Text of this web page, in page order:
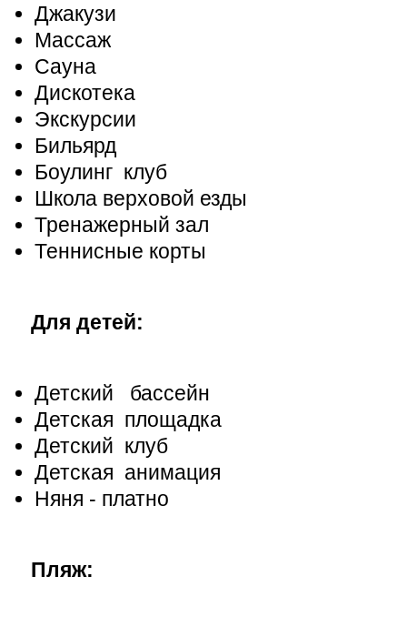
Джакузи
Массаж
Сауна
Дискотека
Экскурсии
Бильярд
Боулинг клуб
Школа верховой езды
Тренажерный зал
Теннисные корты
Для детей:
Детский бассейн
Детская площадка
Детский клуб
Детская анимация
Няня - платно
Пляж: